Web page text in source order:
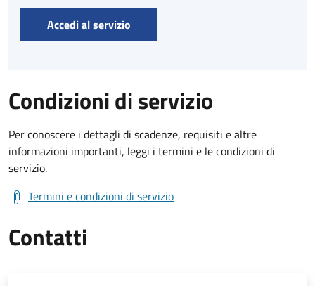
Accedi al servizio
Condizioni di servizio
Per conoscere i dettagli di scadenze, requisiti e altre
informazioni importanti, leggi i termini e le condizioni di
servizio.
Termini e condizioni di servizio
Contatti